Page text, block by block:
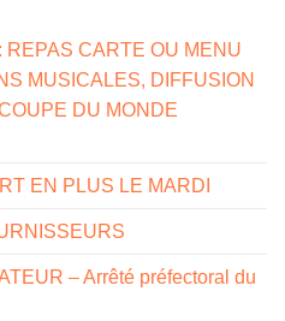
REPAS CARTE OU MENU
MUSICALES, DIFFUSION
DU MONDE
EN PLUS LE MARDI
– Arrêté préfectoral du